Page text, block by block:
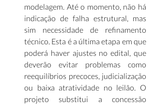
modelagem. Até o momento, não há
indicação de falha estrutural, mas
sim necessidade de refinamento
técnico. Esta é a última etapa em que
poderá haver ajustes no edital, que
deverão evitar problemas como
reequilíbrios precoces, judicialização
ou baixa atratividade no leilão. O
projeto substitui a concessão